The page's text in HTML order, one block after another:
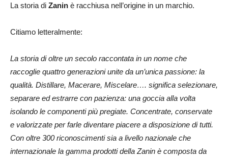
La storia di Zanin è racchiusa nell’origine in un marchio.
Citiamo letteralmente:
La storia di oltre un secolo raccontata in un nome che
raccoglie quattro generazioni unite da un’unica passione: la
qualità. Distillare, Macerare, Miscelare…. significa selezionare,
separare ed estrarre con pazienza: una goccia alla volta
isolando le componenti più pregiate. Concentrate, conservate
e valorizzate per farle diventare piacere a disposizione di tutti.
Con oltre 300 riconoscimenti sia a livello nazionale che
internazionale la gamma prodotti della Zanin è composta da